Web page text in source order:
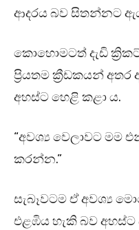
ආදරය බව සිතන්නට
කොහොමටත් දැඩි
ප්‍රියතම ක්‍රීඩකයන්
අහස්ට හෙළි කළා ය.
“අවශ්‍ය වෙලාවට මම
කරන්න.”
සැබෑවටම ඒ අවශ්‍ය
එළඹිය හැකි බව